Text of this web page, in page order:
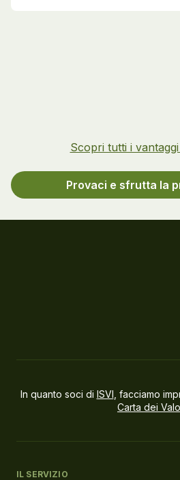
Scopri tutti i
Provaci e sfrutta la
In quanto soci di ISVI , facciamo
Carta dei
IL SERVIZIO